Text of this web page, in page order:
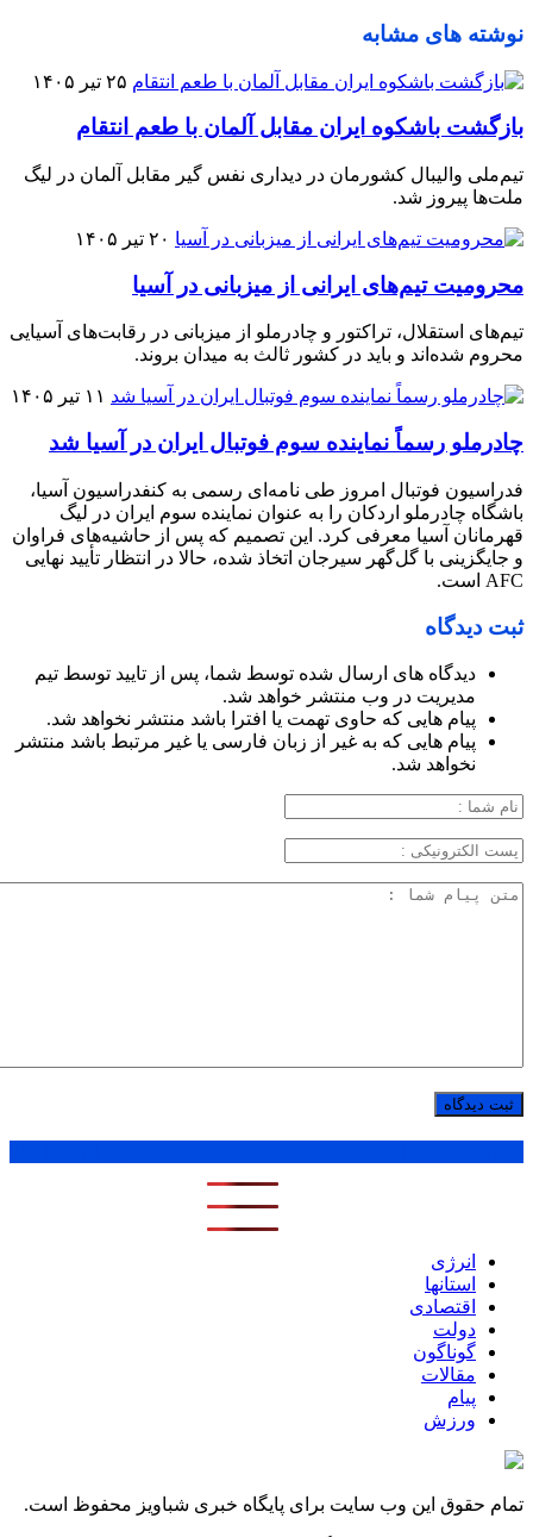
نوشته های مشابه
۲۵ تیر ۱۴۰۵
بازگشت باشکوه ایران مقابل آلمان با طعم انتقام
تیم‌ملی والیبال کشورمان در دیداری نفس گیر مقابل آلمان در لیگ
ملت‌ها پیروز شد.
۲۰ تیر ۱۴۰۵
محرومیت تیم‌های ایرانی از میزبانی در آسیا
تیم‌های استقلال، تراکتور و چادرملو از میزبانی در رقابت‌های آسیایی
محروم شده‌اند و باید در کشور ثالث به میدان بروند.
۱۱ تیر ۱۴۰۵
چادرملو رسماً نماینده سوم فوتبال ایران در آسیا شد
فدراسیون فوتبال امروز طی نامه‌ای رسمی به کنفدراسیون آسیا،
باشگاه چادرملو اردکان را به عنوان نماینده سوم ایران در لیگ
قهرمانان آسیا معرفی کرد. این تصمیم که پس از حاشیه‌های فراوان
و جایگزینی با گل‌گهر سیرجان اتخاذ شده، حالا در انتظار تأیید نهایی
AFC است.
ثبت دیدگاه
دیدگاه های ارسال شده توسط شما، پس از تایید توسط تیم
مدیریت در وب منتشر خواهد شد.
پیام هایی که حاوی تهمت یا افترا باشد منتشر نخواهد شد.
پیام هایی که به غیر از زبان فارسی یا غیر مرتبط باشد منتشر
نخواهد شد.
انرژی
استانها
اقتصادی
دولت
گوناگون
مقالات
پیام
ورزش
تمام حقوق این وب سایت برای پایگاه خبری شباویز محفوظ است.